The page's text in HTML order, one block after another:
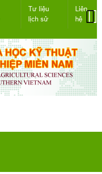
Tư liệu
lịch sử
Liên
hệ